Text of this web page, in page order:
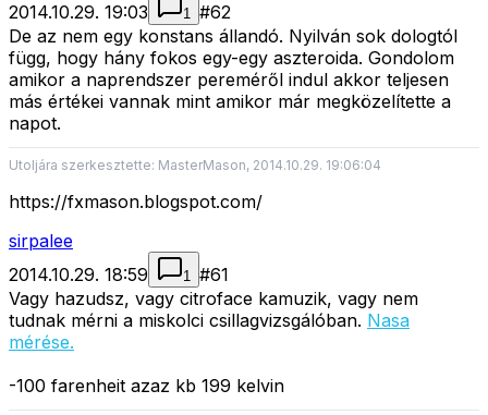
2014.10.29. 19:03
1 #62
De az nem egy konstans állandó. Nyilván sok dologtól
függ, hogy hány fokos egy-egy aszteroida. Gondolom
amikor a naprendszer pereméről indul akkor teljesen
más értékei vannak mint amikor már megközelítette a
napot.
Utoljára szerkesztette: MasterMason, 2014.10.29. 19:06:04
https://fxmason.blogspot.com/
sirpalee
2014.10.29. 18:59
1 #61
Vagy hazudsz, vagy citroface kamuzik, vagy nem
tudnak mérni a miskolci csillagvizsgálóban. Nasa
mérése.
-100 farenheit azaz kb 199 kelvin